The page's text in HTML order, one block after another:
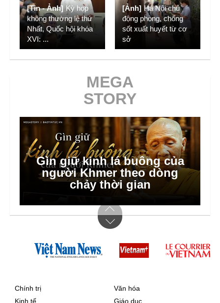
[Tin - Ảnh] Kỳ họp
không thường lệ thứ
Nhất, Quốc hội khóa
XVI: ...
[Ảnh] Hà Nội chủ
động phòng, chống
sốt xuất huyết từ cơ
sở
MEGA
STORY
Hà Nội dồn lực triển khai xã,
phường xã hội chủ nghĩa
Chính trị
Kinh tế
Văn hóa
Giáo dục